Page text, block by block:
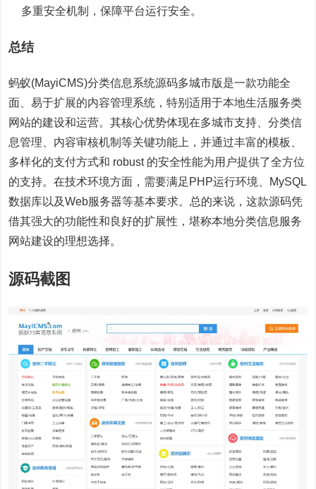
多重安全机制，保障平台运行安全。
总结
蚂蚁(MayiCMS)分类信息系统源码多城市版是一款功能全
面、易于扩展的内容管理系统，特别适用于本地生活服务类
网站的建设和运营。其核心优势体现在多城市支持、分类信
息管理、内容审核机制等关键功能上，并通过丰富的模板、
多样化的支付方式和 robust 的安全性能为用户提供了全方位
的支持。在技术环境方面，需要满足PHP运行环境、MySQL
数据库以及Web服务器等基本要求。总的来说，这款源码凭
借其强大的功能性和良好的扩展性，堪称本地分类信息服务
网站建设的理想选择。
源码截图